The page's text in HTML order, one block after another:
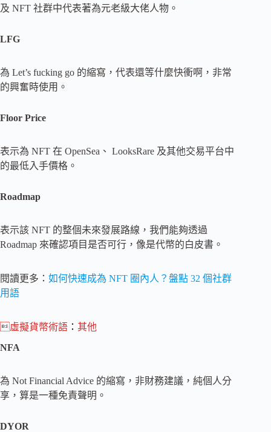
及 NFT 社群中代表著為元老級大佬人物。
LFG
為 Let’s fucking go 的縮寫，代表還等什麼快衝啊，非常
的興奮時使用。
Floor Price
表示為 NFT 在 OpenSea、 LooksRare 及其他交易平台中
的最低入手價格。
Roadmap
表示該 NFT 的整個未來發展路線，我們能夠透過
Roadmap 來確認項目是否可行，像是代幣的白皮書。
閱讀更多： 如何快速成為 NFT 圈內人？盤點 32 個社群
用語
虛擬貨幣術語 ： 其他
NFA
為 Not Financial Advice 的縮寫，非財務建議，純個人分
享，算是一種免責聲明。
DYOR